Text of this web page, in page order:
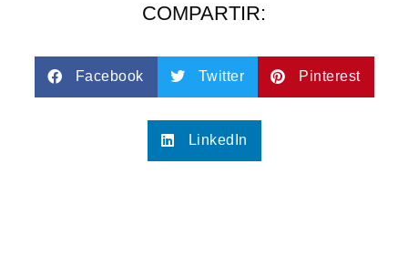
COMPARTIR:
Facebook Twitter Pinterest
LinkedIn